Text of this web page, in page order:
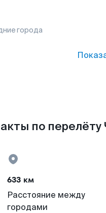
города
по перелёту
633 км
Расстояние между
городами